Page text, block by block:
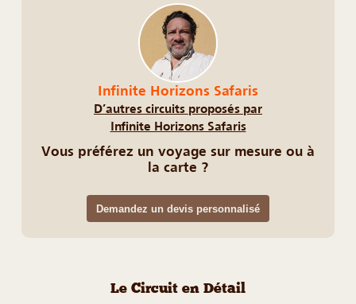
Infinite Horizons Safaris
D’autres circuits proposés par
Infinite Horizons Safaris
Vous préférez un voyage sur mesure ou à
la carte ?
Demandez un devis personnalisé
Le Circuit en Détail